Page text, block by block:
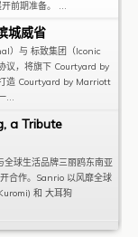
前期准备。 ...
城威省
）与 标致集团（Iconic
议，将旗下 Courtyard by
造 Courtyard by Marriott
...
a Tribute
球生活品牌三丽鸥东南亚
合作。Sanrio 以风靡全球
和 大耳狗